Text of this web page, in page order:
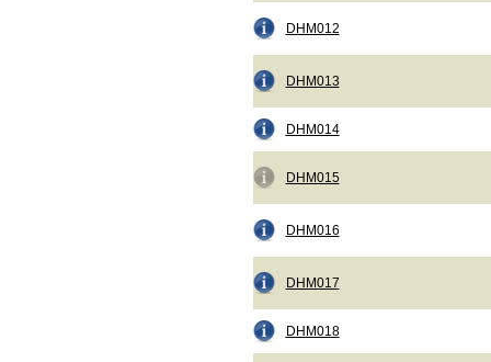
DHM012
DHM013
DHM014
DHM015
DHM016
DHM017
DHM018